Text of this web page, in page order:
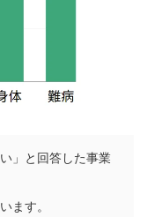
」と回答した事業
ます。